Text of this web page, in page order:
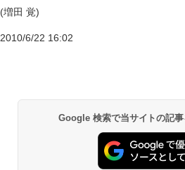
(増田 覚)
2010/6/22 16:02
Google 検索で当サイトの記